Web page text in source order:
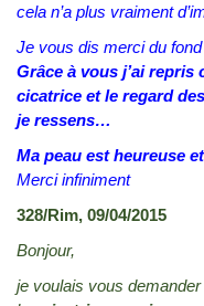
cela n’a plus vraiment
Je vous dis merci du
Grâce à vous j’ai repris
cicatrice et le regard
je ressens…
Ma peau est heureuse
Merci infiniment
328/Rim, 09/04/2015
Bonjour,
je voulais vous